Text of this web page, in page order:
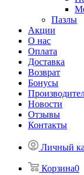
Пазлы
Акции
О нас
Оплата
Доставка
Возврат
Бонусы
Новости
Отзывы
Контакты
Личный
Корзина0